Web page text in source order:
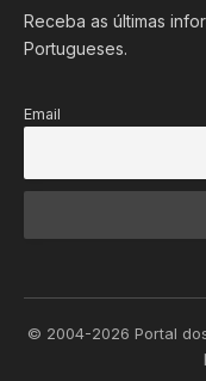
Receba as últimas
Portugueses.
Email
© 2004-2026 Portal